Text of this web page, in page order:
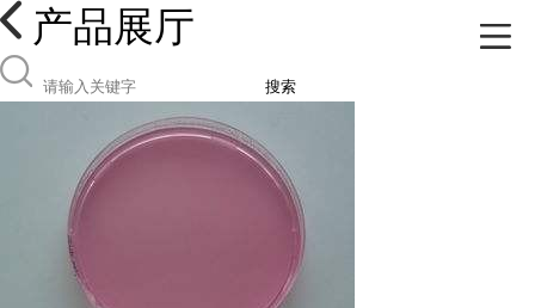
产品展厅
搜索